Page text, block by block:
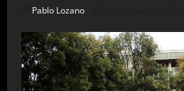
Pablo Lozano